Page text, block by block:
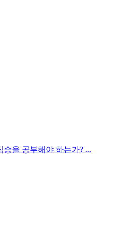
승을 공부해야 하는가? ...